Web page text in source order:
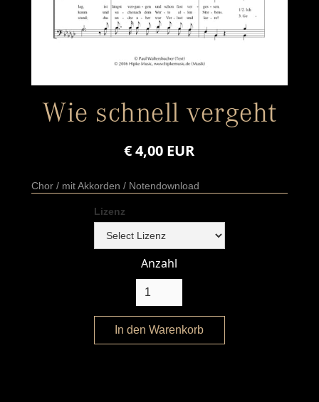
Wie schnell vergeht
€ 4,00 EUR
Chor / mit Akkorden / Notendownload
Lizenz
Anzahl